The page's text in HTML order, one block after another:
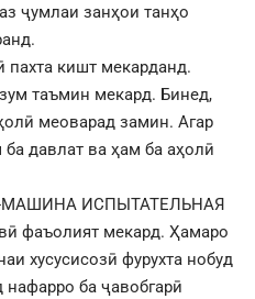
ҷумлаи занҳои танҳо
кишт мекарданд.
таъмин мекард. Бинед,
меоварад замин. Агар
давлат ва ҳам ба аҳолӣ
МАШИНА ИСПЫТАТЕЛЬНАЯ
фаъолият мекард. Ҳамаро
хусусисозӣ фурухта нобуд
ба ҷавобгарӣ